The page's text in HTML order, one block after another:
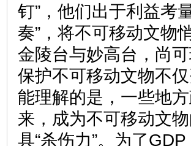
钉”，他们出于利益考
奏”，将不可移动文物
金陵台与妙高台，尚
保护不可移动文物不
能理解的是，一些地
来，成为不可移动文
具“杀伤力”。为了